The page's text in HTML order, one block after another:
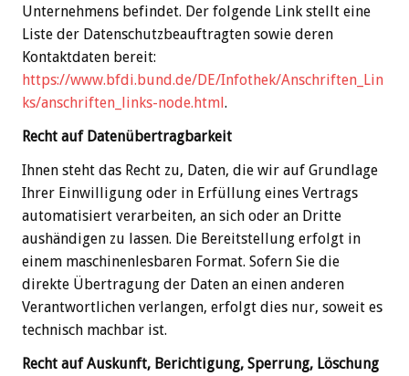
Unternehmens befindet. Der folgende Link stellt eine
Liste der Datenschutzbeauftragten sowie deren
Kontaktdaten bereit:
https://www.bfdi.bund.de/DE/Infothek/Anschriften_Lin
ks/anschriften_links-node.html .
Recht auf Datenübertragbarkeit
Ihnen steht das Recht zu, Daten, die wir auf Grundlage
Ihrer Einwilligung oder in Erfüllung eines Vertrags
automatisiert verarbeiten, an sich oder an Dritte
aushändigen zu lassen. Die Bereitstellung erfolgt in
einem maschinenlesbaren Format. Sofern Sie die
direkte Übertragung der Daten an einen anderen
Verantwortlichen verlangen, erfolgt dies nur, soweit es
technisch machbar ist.
Recht auf Auskunft, Berichtigung, Sperrung, Löschung